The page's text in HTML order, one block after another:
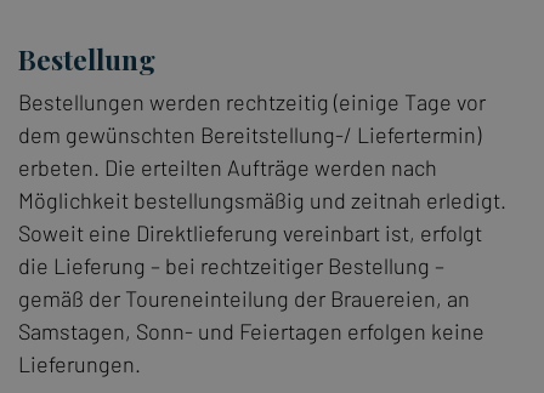
Bestellung
Bestellungen werden rechtzeitig (einige Tage vor
dem gewünschten Bereitstellung-/ Liefertermin)
erbeten. Die erteilten Aufträge werden nach
Möglichkeit bestellungsmäßig und zeitnah erledigt.
Soweit eine Direktlieferung vereinbart ist, erfolgt
die Lieferung – bei rechtzeitiger Bestellung –
gemäß der Toureneinteilung der Brauereien, an
Samstagen, Sonn- und Feiertagen erfolgen keine
Lieferungen.